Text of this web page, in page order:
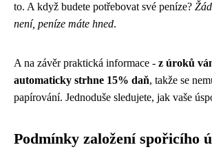
to. A když budete potřebovat své peníze?
není, peníze máte hned.
A na závěr praktická informace - z úroků
automaticky strhne 15% daň, takže se
papírování. Jednoduše sledujete, jak vaše
Podmínky založení spořicího